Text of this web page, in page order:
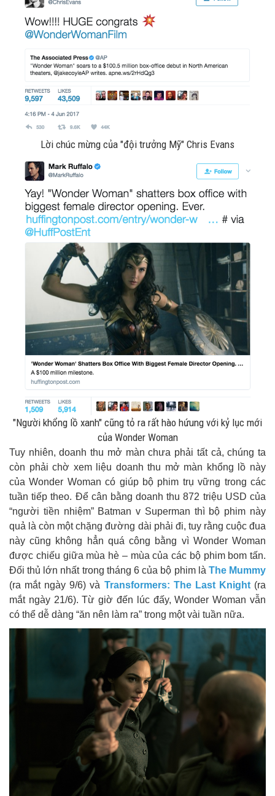
Lời chúc mừng của "đội trưởng Mỹ" Chris Evans
"Người khổng lồ xanh" cũng tỏ ra rất hào hứung với kỷ lục mới
của Wonder Woman
Tuy nhiên, doanh thu mở màn chưa phải tất cả, chúng ta
còn phải chờ xem liệu doanh thu mở màn khổng lồ này
của Wonder Woman có giúp bộ phim trụ vững trong các
tuần tiếp theo. Để cân bằng doanh thu 872 triệu USD của
“người tiền nhiệm” Batman v Superman thì bộ phim này
quả là còn một chặng đường dài phải đi, tuy rằng cuộc đua
này cũng không hẳn quá công bằng vì Wonder Woman
được chiếu giữa mùa hè – mùa của các bộ phim bom tấn.
Đối thủ lớn nhất trong tháng 6 của bộ phim là The Mummy
(ra mắt ngày 9/6) và Transformers: The Last Knight(ra
mắt ngày 21/6). Từ giờ đến lúc đấy, Wonder Woman vẫn
có thể dễ dàng “ăn nên làm ra” trong một vài tuần nữa.